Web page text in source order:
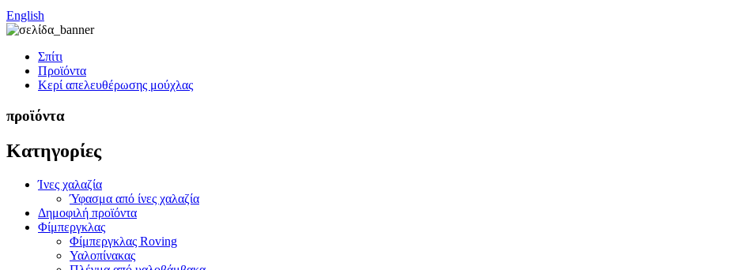
English
Σπίτι
Προϊόντα
Κερί απελευθέρωσης μούχλας
προϊόντα
Κατηγορίες
Ίνες χαλαζία
Ύφασμα από ίνες χαλαζία
Δημοφιλή προϊόντα
Φίμπεργκλας
Φίμπεργκλας Roving
Υαλοπίνακας